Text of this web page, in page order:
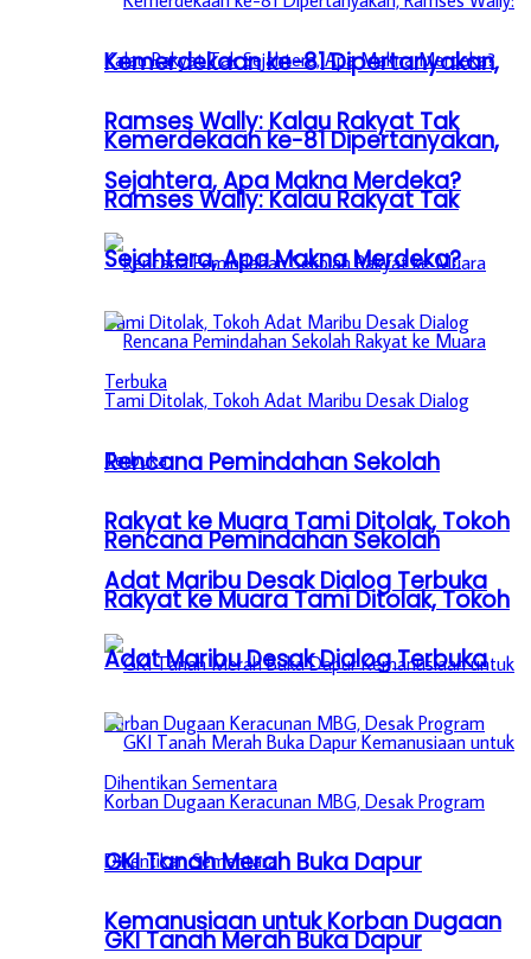
Kemerdekaan ke-81 Dipertanyakan,
Ramses Wally: Kalau Rakyat Tak
Sejahtera, Apa Makna Merdeka?
Rencana Pemindahan Sekolah
Rakyat ke Muara Tami Ditolak, Tokoh
Adat Maribu Desak Dialog Terbuka
GKI Tanah Merah Buka Dapur
Kemanusiaan untuk Korban Dugaan
Kemerdekaan ke-81 Dipertanyakan,
Ramses Wally: Kalau Rakyat Tak
Sejahtera, Apa Makna Merdeka?
Rencana Pemindahan Sekolah
Rakyat ke Muara Tami Ditolak, Tokoh
Adat Maribu Desak Dialog Terbuka
GKI Tanah Merah Buka Dapur